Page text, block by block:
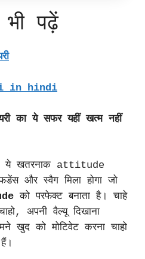
भी पढ़ें
in hindi
का ये सफर यहीं खत्म नहीं
ये खतरनाक attitude
और स्वैग मिला होगा जो
को परफेक्ट बनाता है। चाहे
अपनी वैल्यू दिखाना
खुद को मोटिवेट करना चाहो